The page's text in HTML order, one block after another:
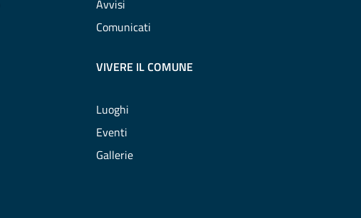
Avvisi
Comunicati
VIVERE IL COMUNE
Luoghi
Eventi
Gallerie